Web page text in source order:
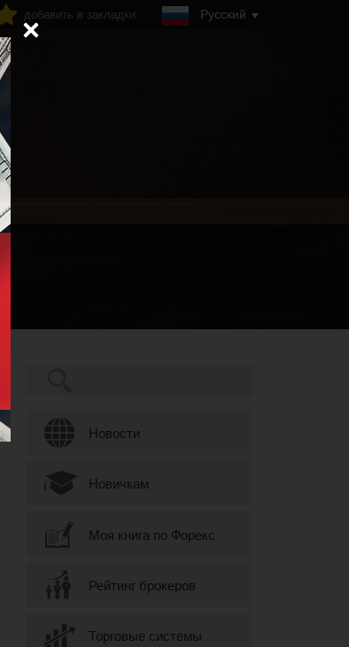
добавить в закладки Русский
Новости
Новичкам
Моя книга по Форекс
Рейтинг брокеров
Торговые системы